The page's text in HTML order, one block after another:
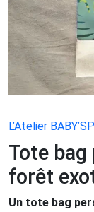
L’Atelier
Tote bag
forêt
Un tote bag